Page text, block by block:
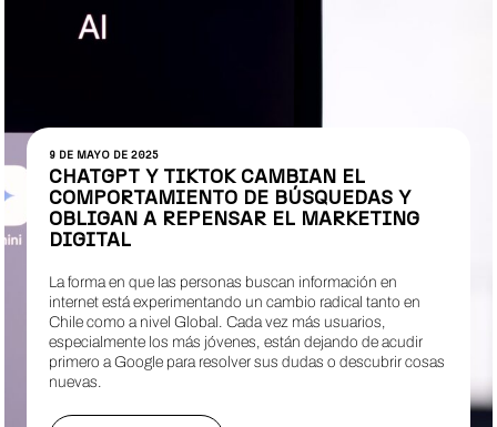
9 DE MAYO DE 2025
CHATGPT Y TIKTOK CAMBIAN EL
COMPORTAMIENTO DE BÚSQUEDAS Y
OBLIGAN A REPENSAR EL MARKETING
DIGITAL
La forma en que las personas buscan información en
internet está experimentando un cambio radical tanto en
Chile como a nivel Global. Cada vez más usuarios,
especialmente los más jóvenes, están dejando de acudir
primero a Google para resolver sus dudas o descubrir cosas
nuevas.